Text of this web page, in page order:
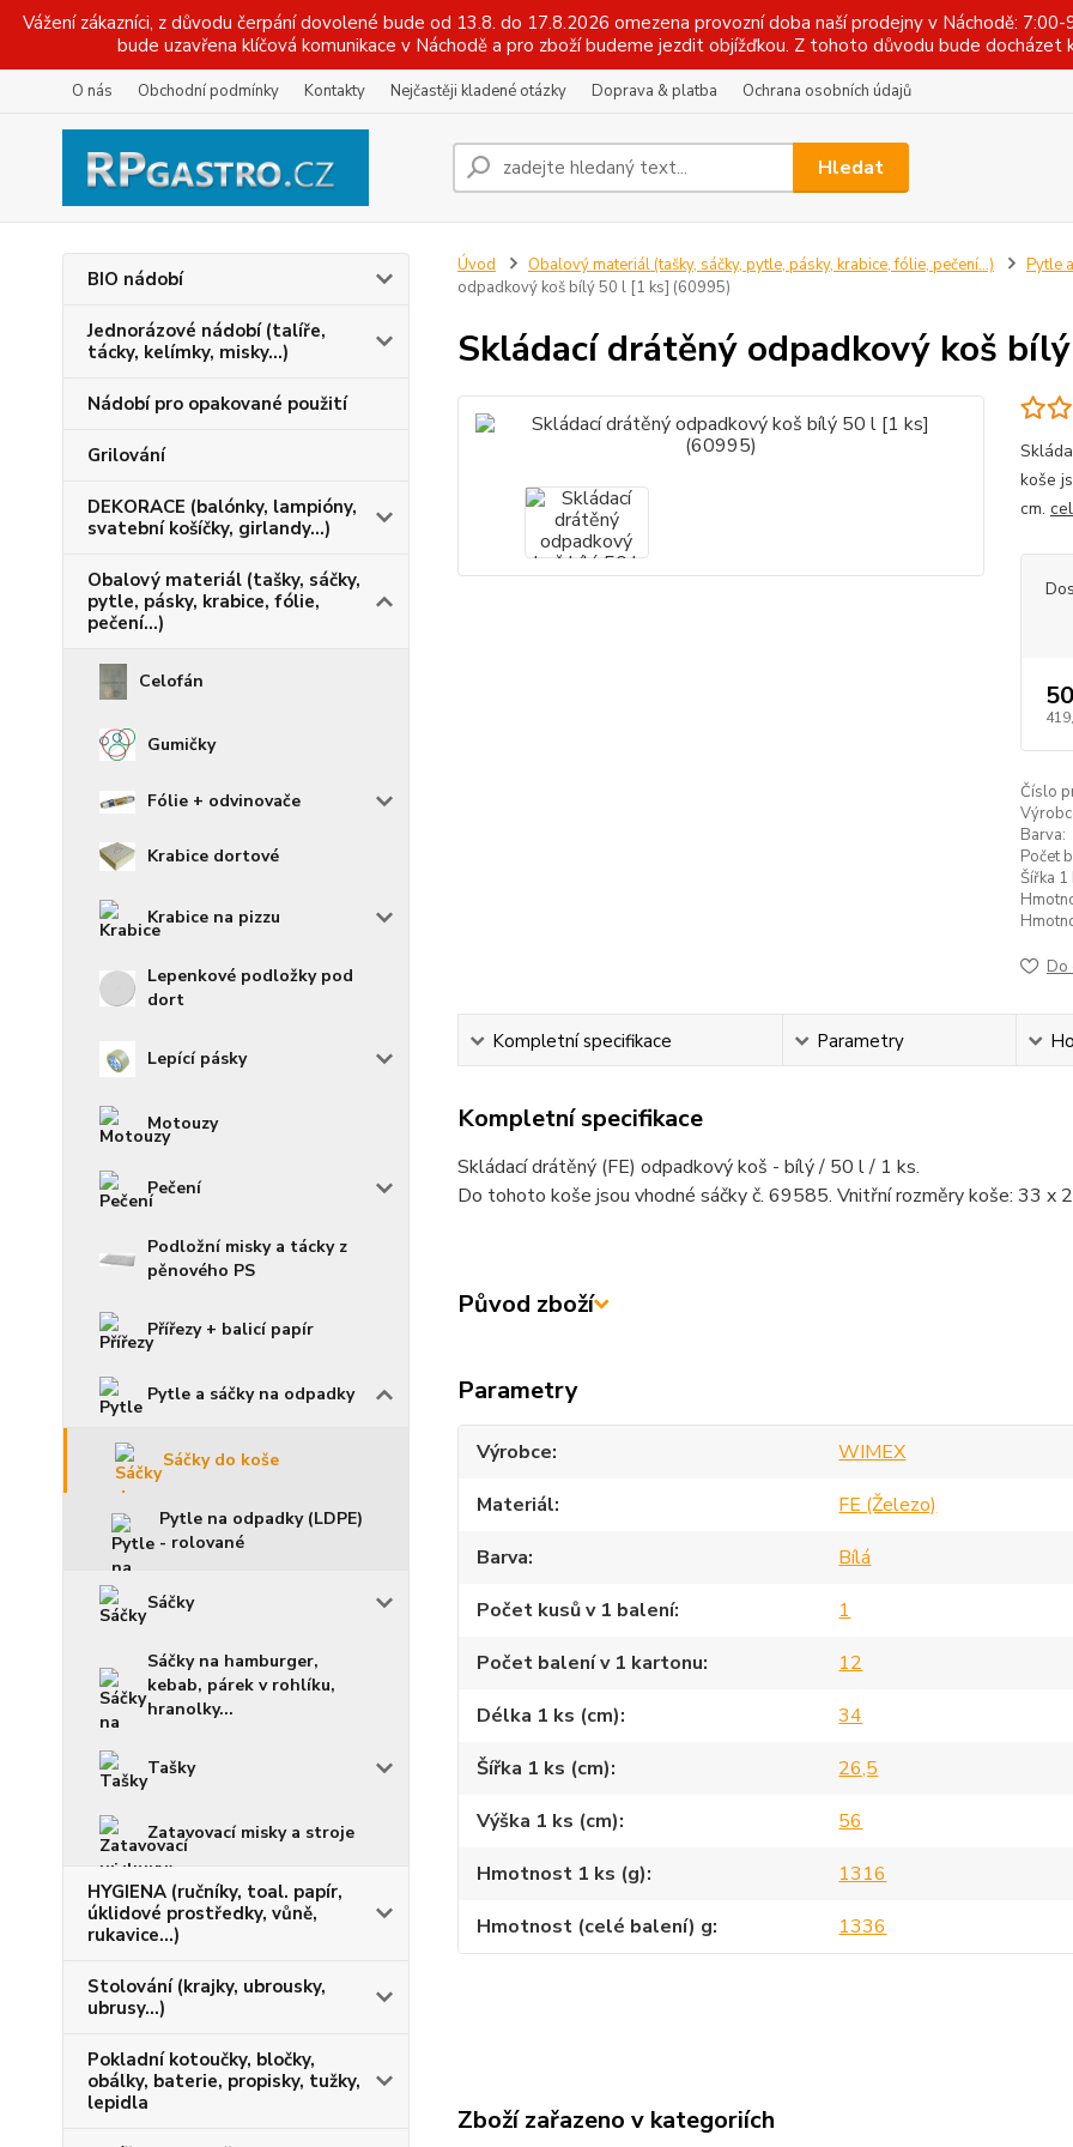
Vážení zákazníci, z důvodu čerpání dovolené bude od 13.8. do 17.8.2026 omezena provozní doba naší prodejny v Náchodě:
bude uzavřena klíčová komunikace v Náchodě a pro zboží budeme jezdit objížďkou. Z tohoto důvodu bude docházet
O nás Obchodní podmínky Kontakty Nejčastěji kladené otázky Doprava & platba Ochrana osobních údajů
Hledat
BIO nádobí
Jednorázové nádobí (talíře,
tácky, kelímky, misky...)
Nádobí pro opakované použití
Grilování
DEKORACE (balónky, lampióny,
svatební košíčky, girlandy...)
Obalový materiál (tašky, sáčky,
pytle, pásky, krabice, fólie,
pečení...)
Celofán
Gumičky
Fólie + odvinovače
Krabice dortové
Krabice na pizzu
Lepenkové podložky pod
dort
Lepící pásky
Motouzy
Pečení
Podložní misky a tácky z
pěnového PS
Přířezy + balicí papír
Pytle a sáčky na odpadky
Sáčky do koše
Pytle na odpadky (LDPE)
- rolované
Sáčky
Sáčky na hamburger,
kebab, párek v rohlíku,
hranolky...
Tašky
Zatavovací misky a stroje
HYGIENA (ručníky, toal. papír,
úklidové prostředky, vůně,
rukavice...)
Stolování (krajky, ubrousky,
ubrusy...)
Pokladní kotoučky, bločky,
obálky, baterie, propisky, tužky,
lepidla
Úvod Obalový materiál (tašky, sáčky, pytle, pásky, krabice, fólie, pečení...)
Pytle
odpadkový koš bílý 50 l [1 ks] (60995)
Skládací drátěný odpadkový koš
koše
cm.
Číslo
Barva:
Počet
Šířka 1
Do
Kompletní specifikace Parametry
Kompletní specifikace
Skládací drátěný (FE) odpadkový koš - bílý / 50 l / 1 ks.
Do tohoto koše jsou vhodné sáčky č. 69585. Vnitřní rozměry koše: 33 x
Původ zboží
Parametry
Výrobce
WIMEX
Materiál
FE (Železo)
Barva
Bílá
Počet kusů v 1 balení
1
Počet balení v 1 kartonu
12
Délka 1 ks (cm)
34
Šířka 1 ks (cm)
26,5
Výška 1 ks (cm)
56
Hmotnost 1 ks (g)
1316
Hmotnost (celé balení) g
1336
Zboží zařazeno v kategoriích